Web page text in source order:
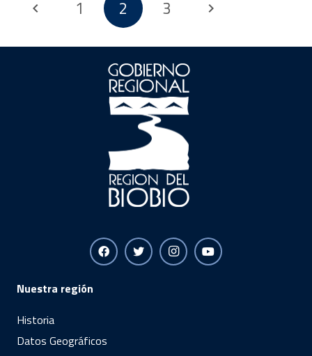
1 2 3
Nuestra región
Historia
Datos Geográficos